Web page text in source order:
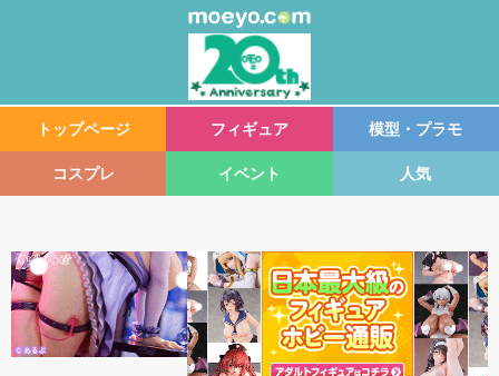
トップページ フィギュア 模型・プラモ
コスプレ イベント 人気